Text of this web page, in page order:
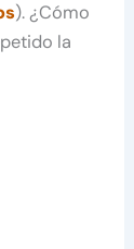
). ¿Cómo
la